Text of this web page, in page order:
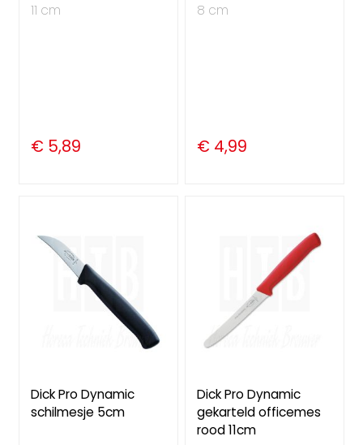
11 cm
€ 5,89
8 cm
€ 4,99
Dick Pro Dynamic
schilmesje 5cm
Dick Pro Dynamic
gekarteld officemes
rood 11cm